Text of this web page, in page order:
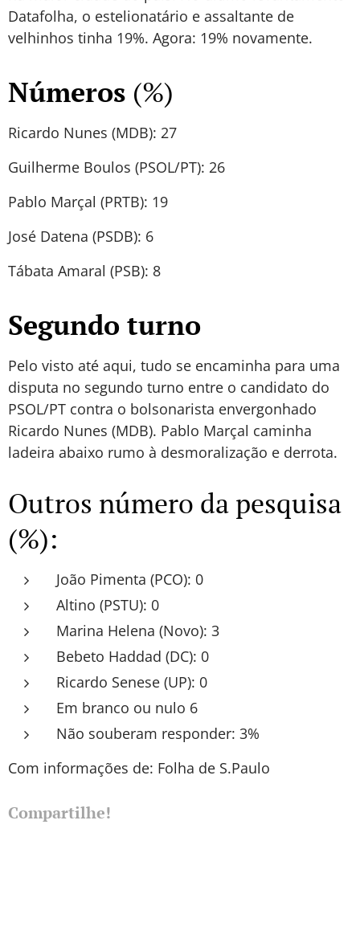
Datafolha, o estelionatário e assaltante de
velhinhos tinha 19%. Agora: 19% novamente.
Números (%)
Ricardo Nunes (MDB): 27
Guilherme Boulos (PSOL/PT): 26
Pablo Marçal (PRTB): 19
José Datena (PSDB): 6
Tábata Amaral (PSB): 8
Segundo turno
Pelo visto até aqui, tudo se encaminha para uma
disputa no segundo turno entre o candidato do
PSOL/PT contra o bolsonarista envergonhado
Ricardo Nunes (MDB). Pablo Marçal caminha
ladeira abaixo rumo à desmoralização e derrota.
Outros número da pesquisa
(%):
João Pimenta (PCO): 0
Altino (PSTU): 0
Marina Helena (Novo): 3
Bebeto Haddad (DC): 0
Ricardo Senese (UP): 0
Em branco ou nulo 6
Não souberam responder: 3%
Com informações de: Folha de S.Paulo
Compartilhe!